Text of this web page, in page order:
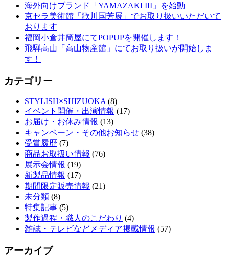
海外向けブランド「YAMAZAKI III」を始動
京セラ美術館「歌川国芳展」でお取り扱いいただいて
おります
福岡小倉井筒屋にてPOPUPを開催します！
飛騨高山「高山物産館」にてお取り扱いが開始しま
す！
カテゴリー
STYLISH×SHIZUOKA (8)
イベント開催・出演情報 (17)
お届け・お休み情報 (13)
キャンペーン・その他お知らせ (38)
受賞履歴 (7)
商品お取扱い情報 (76)
展示会情報 (19)
新製品情報 (17)
期間限定販売情報 (21)
未分類 (8)
特集記事 (5)
製作過程・職人のこだわり (4)
雑誌・テレビなどメディア掲載情報 (57)
アーカイブ